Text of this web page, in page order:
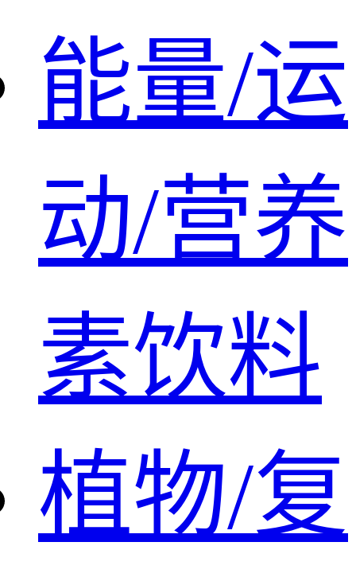
能量/运
动/营养
素饮料
植物/复